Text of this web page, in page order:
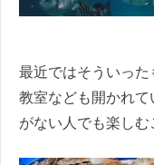
最近ではそういっ
教室なども開かれて
がない人でも楽しむ